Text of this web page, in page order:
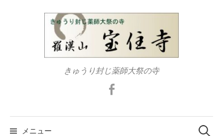
プ
きゅうり封じ薬師大祭の寺
メニュー
検
索: